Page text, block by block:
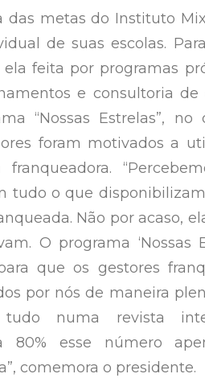
das metas do Instituto
de suas escolas.
feita por programas
e consultoria de
“Nossas Estrelas”, no
foram motivados a
tudo o que
Não por acaso,
O programa ‘Nossas
que os gestores
por nós de maneira
tudo numa revista
80% esse número
comemora o presidente.